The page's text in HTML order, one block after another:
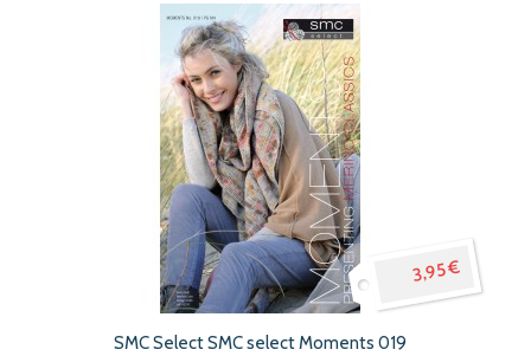
3,95 €
SMC Select SMC select Moments 019